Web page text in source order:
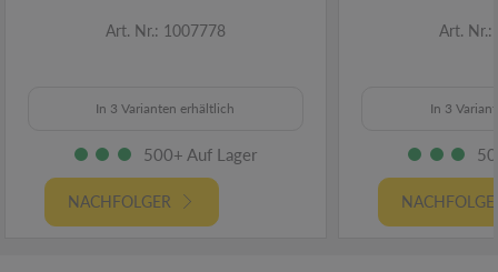
Art. Nr.: 1007778
In 3 Varianten erhältlich
500+ Auf Lager
NACHFOLGER
Art.
In 3